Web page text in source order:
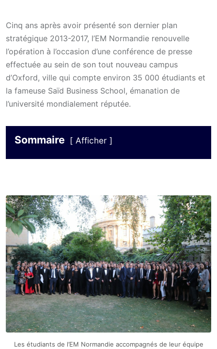
Cinq ans après avoir présenté son dernier plan
stratégique 2013-2017, l’EM Normandie renouvelle
l’opération à l’occasion d’une conférence de presse
effectuée au sein de son tout nouveau campus
d’Oxford, ville qui compte environ 35 000 étudiants et
la fameuse Saïd Business School, émanation de
l’université mondialement réputée.
Sommaire Afficher
Les étudiants de l’EM Normandie accompagnés de leur équipe